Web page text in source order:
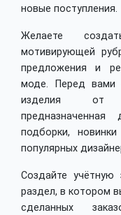
новые поступления.
Желаете
мотивирующей
предложения и
моде. Перед вами
изделия от
подборки,
популярных
Создайте учётную
раздел, в котором
сделанных